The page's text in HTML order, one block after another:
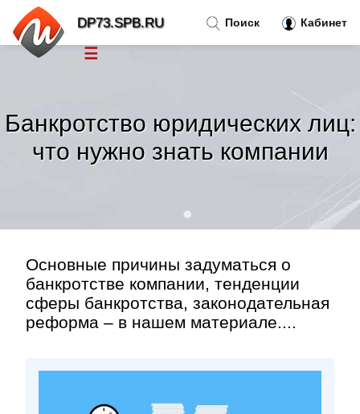
Банкротство юридических лиц:
что нужно знать компании
Основные причины задуматься о
банкротстве компании, тенденции
сферы банкротства, законодательная
реформа – в нашем материале....
Поиск Кабинет
DP73.SPB.RU
☰
Тренды новостей»
Правила»
Контакт»